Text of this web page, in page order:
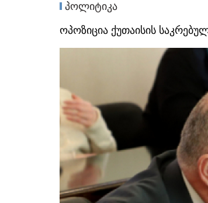
პოლიტიკა
ოპოზიცია ქუთაისის